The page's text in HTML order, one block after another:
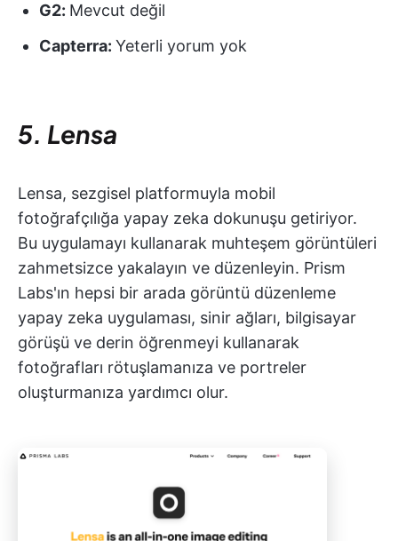
G2: Mevcut değil
Capterra: Yeterli yorum yok
5. Lensa
Lensa, sezgisel platformuyla mobil
fotoğrafçılığa yapay zeka dokunuşu getiriyor.
Bu uygulamayı kullanarak muhteşem görüntüleri
zahmetsizce yakalayın ve düzenleyin. Prism
Labs'ın hepsi bir arada görüntü düzenleme
yapay zeka uygulaması, sinir ağları, bilgisayar
görüşü ve derin öğrenmeyi kullanarak
fotoğrafları rötuşlamanıza ve portreler
oluşturmanıza yardımcı olur.